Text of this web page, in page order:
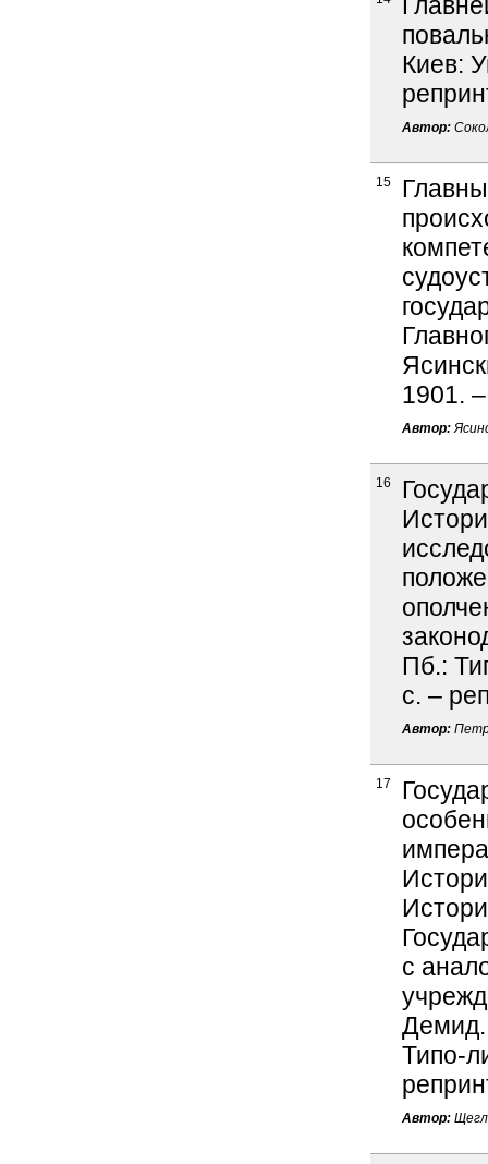
Киев:
Автор:
15
1901.
Автор:
16
Пб.:
с. –
Автор:
17
с
Демид.
Типо-
Автор: